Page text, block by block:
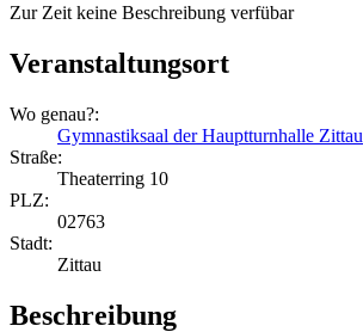
Zur Zeit keine Beschreibung verfübar
Veranstaltungsort
Wo genau?:
Gymnastiksaal der Hauptturnhalle Zittau
Straße:
Theaterring 10
PLZ:
02763
Stadt:
Zittau
Beschreibung